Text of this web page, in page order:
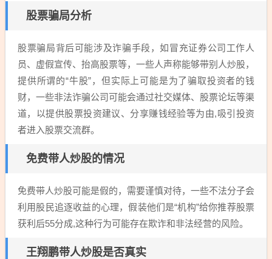
股票骗局分析
股票骗局背后可能涉及诈骗手段，如冒充证券公司工作人
员、虚假宣传、抬高股票等，一些人声称能够带别人炒股，
提供所谓的“牛股”，但实际上可能是为了骗取投资者的钱
财，一些非法诈骗公司可能会通过社交媒体、股票论坛等渠
道，以提供股票投资建议、分享赚钱经验等为由,吸引投资
者进入股票交流群。
免费带人炒股的情况
免费带人炒股可能是假的，需要谨慎对待，一些不法分子会
利用股民追逐收益的心理，假装他们是“机构”给你推荐股票
获利后55分成,这种行为可能存在欺诈和非法经营的风险。
王翔鹏带人炒股是否真实